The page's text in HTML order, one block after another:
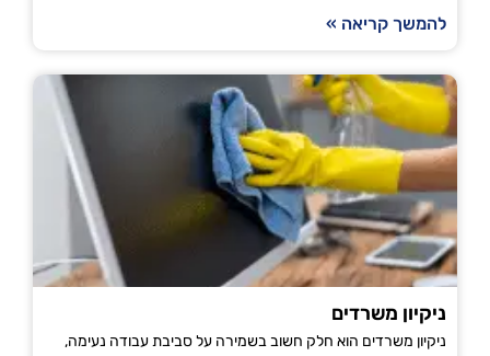
להמשך קריאה »
ניקיון משרדים
ניקיון משרדים הוא חלק חשוב בשמירה על סביבת עבודה נעימה,